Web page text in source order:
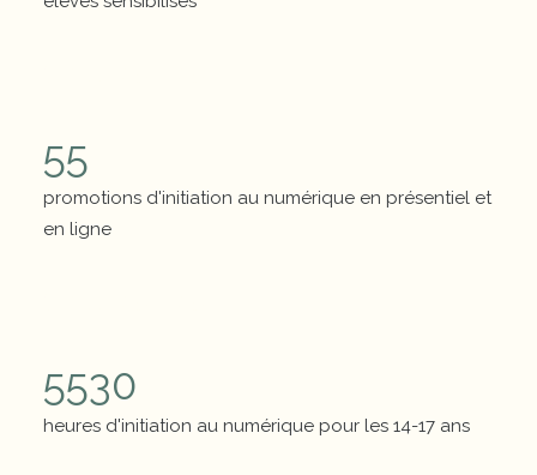
55
promotions d'initiation au numérique en présentiel et
en ligne
5530
heures d'initiation au numérique pour les 14-17 ans